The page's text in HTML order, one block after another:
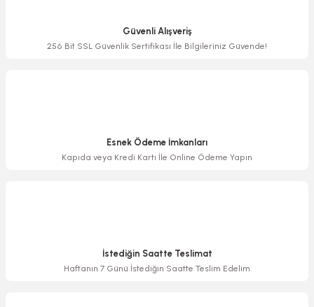
Ürün bilgilerinde hatalar bulunuyor.
Güvenli Alışveriş
256 Bit SSL Güvenlik Sertifikası İle Bilgileriniz Güvende!
Esnek Ödeme İmkanları
Kapıda veya Kredi Kartı İle Online Ödeme Yapın
İstediğin Saatte Teslimat
Haftanın 7 Günü İstediğin Saatte Teslim Edelim